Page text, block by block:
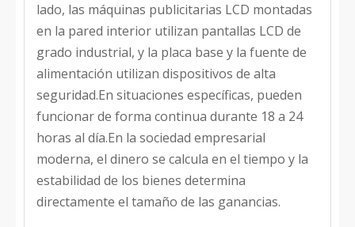
lado, las máquinas publicitarias LCD montadas
en la pared interior utilizan pantallas LCD de
grado industrial, y la placa base y la fuente de
alimentación utilizan dispositivos de alta
seguridad.En situaciones específicas, pueden
funcionar de forma continua durante 18 a 24
horas al día.En la sociedad empresarial
moderna, el dinero se calcula en el tiempo y la
estabilidad de los bienes determina
directamente el tamaño de las ganancias.